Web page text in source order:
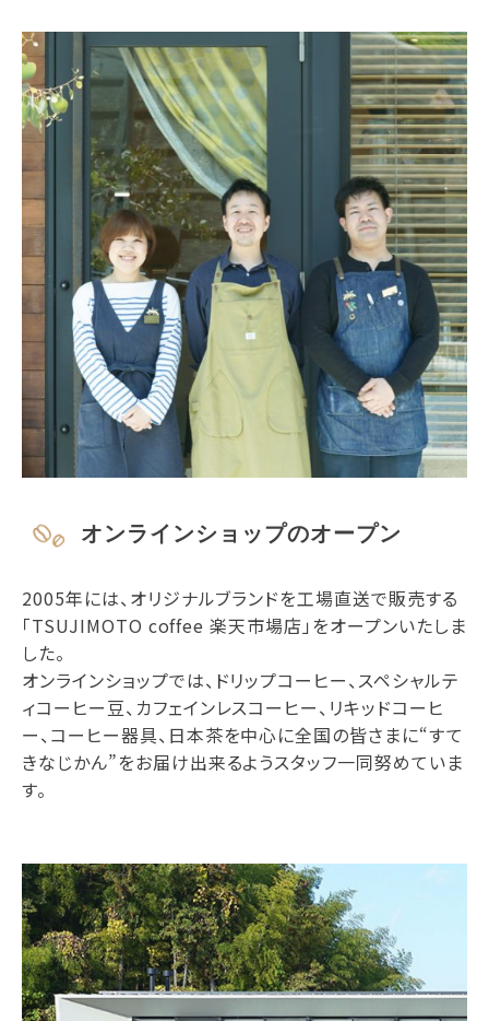
オンラインショップのオープン
2005年には、オリジナルブランドを工場直送で販売する
「TSUJIMOTO coffee 楽天市場店」をオープンいたしま
した。
オンラインショップでは、ドリップコーヒー、スペシャルテ
ィコーヒー豆、カフェインレスコーヒー、リキッドコーヒ
ー、コーヒー器具、日本茶を中心に全国の皆さまに“すて
きなじかん”をお届け出来るようスタッフ一同努めていま
す。